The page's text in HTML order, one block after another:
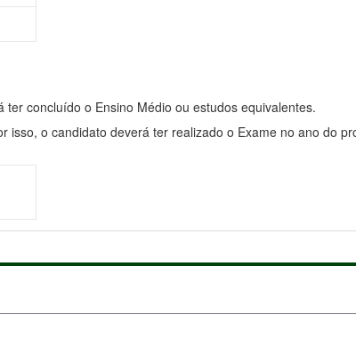
concluído o Ensino Médio ou estudos equivalentes.
o candidato deverá ter realizado o Exame no ano do